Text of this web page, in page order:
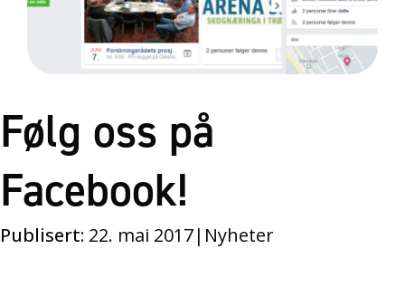
Følg oss på
Facebook!
Publisert: 22. mai 2017| Nyheter